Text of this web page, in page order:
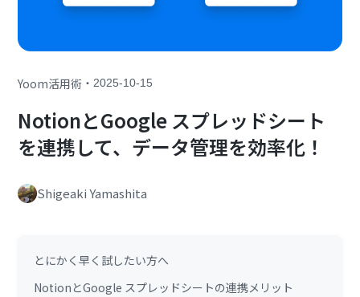
Yoom活用術 ・2025-10-15
NotionとGoogle スプレッドシート
を連携して、データ管理を効率化！
Shigeaki Yamashita
とにかく早く試したい方へ
NotionとGoogle スプレッドシートの連携メリット